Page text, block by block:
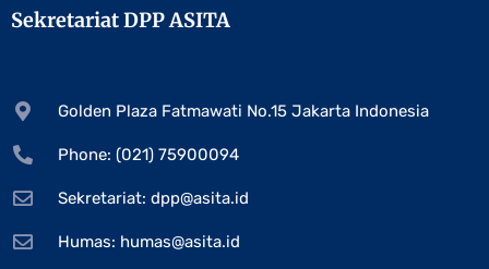
Sekretariat DPP ASITA
Golden Plaza Fatmawati No.15 Jakarta Indonesia
Phone: (021) 75900094
Sekretariat: dpp@asita.id
Humas: humas@asita.id